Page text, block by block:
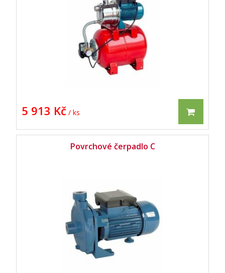
5 913 Kč / ks
Povrchové čerpadlo C